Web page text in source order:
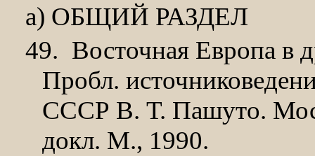
а) ОБЩИЙ РАЗДЕЛ
49. Восточная Европа в
Пробл.
СССР В. Т. Пашуто.
докл. М., 1990.